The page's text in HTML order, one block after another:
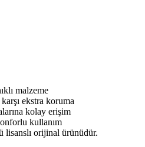
malzeme
ekstra koruma
kolay erişim
kullanım
lisanslı orijinal ürünüdür.